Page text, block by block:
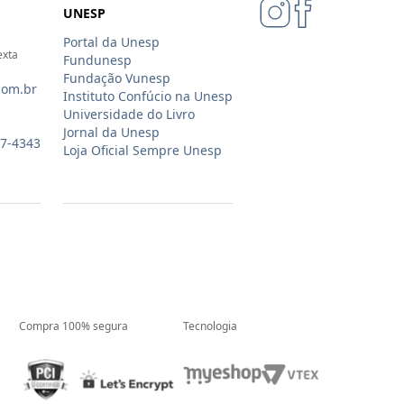
4343
UNESP
Portal da Unesp
Fundunesp
Fundação Vunesp
Instituto Confúcio na Unesp
Universidade do Livro
Jornal da Unesp
Loja Oficial Sempre Unesp
Compra 100% segura Tecnologia